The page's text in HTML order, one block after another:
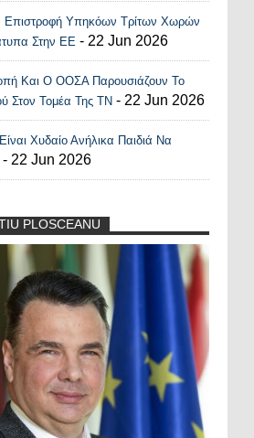
Επιστροφή Υπηκόων Τρίτων Χωρών
Στην ΕΕ - 22 Jun 2026
Και Ο ΟΟΣΑ Παρουσιάζουν Το
Στον Τομέα Της ΤΝ - 22 Jun 2026
Χυδαίο Ανήλικα Παιδιά Να
- 22 Jun 2026
PLOSCEANU